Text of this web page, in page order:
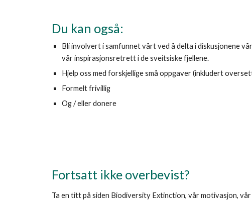
Du kan også:
Bli involvert i samfunnet vårt ved å delta i diskusjonene
vår inspirasjonsretrett i de sveitsiske fjellene.
Hjelp oss med forskjellige små oppgaver (inkludert
Formelt frivillig
Og / eller donere
Fortsatt ikke overbevist?
Ta en titt på siden Biodiversity Extinction, vår motivasjon,